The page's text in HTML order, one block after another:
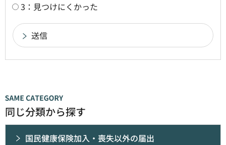
3：見つけにくかった
同じ分類から探す
国民健康保険加入・喪失以外の届出